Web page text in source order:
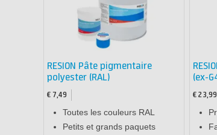
RESION Pâte pigmentaire
polyester (RAL)
€ 7,49
Toutes les couleurs RAL
Petits et grands paquets
(ex-
€ 23,99